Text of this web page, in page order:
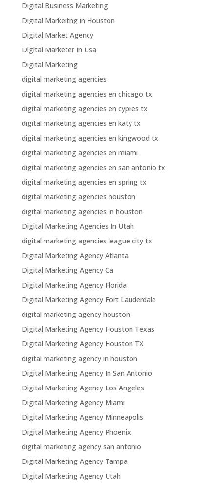
Digital Business Marketing
Digital Markeitng in Houston
Digital Market Agency
Digital Marketer In Usa
Digital Marketing
digital marketing agencies
digital marketing agencies en chicago tx
digital marketing agencies en cypres tx
digital marketing agencies en katy tx
digital marketing agencies en kingwood tx
digital marketing agencies en miami
digital marketing agencies en san antonio tx
digital marketing agencies en spring tx
digital marketing agencies houston
digital marketing agencies in houston
Digital Marketing Agencies In Utah
digital marketing agencies league city tx
Digital Marketing Agency Atlanta
Digital Marketing Agency Ca
Digital Marketing Agency Florida
Digital Marketing Agency Fort Lauderdale
digital marketing agency houston
Digital Marketing Agency Houston Texas
Digital Marketing Agency Houston TX
digital marketing agency in houston
Digital Marketing Agency In San Antonio
Digital Marketing Agency Los Angeles
Digital Marketing Agency Miami
Digital Marketing Agency Minneapolis
Digital Marketing Agency Phoenix
digital marketing agency san antonio
Digital Marketing Agency Tampa
Digital Marketing Agency Utah